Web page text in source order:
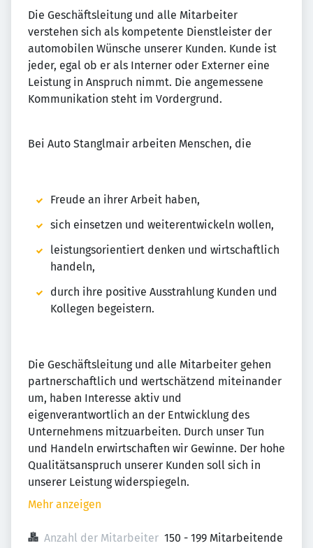
Die Geschäftsleitung und alle Mitarbeiter
verstehen sich als kompetente Dienstleister der
automobilen Wünsche unserer Kunden. Kunde ist
jeder, egal ob er als Interner oder Externer eine
Leistung in Anspruch nimmt. Die angemessene
Kommunikation steht im Vordergrund.
Bei Auto Stanglmair arbeiten Menschen, die
Freude an ihrer Arbeit haben,
sich einsetzen und weiterentwickeln wollen,
leistungsorientiert denken und wirtschaftlich
handeln,
durch ihre positive Ausstrahlung Kunden und
Kollegen begeistern.
Die Geschäftsleitung und alle Mitarbeiter gehen
partnerschaftlich und wertschätzend miteinander
um, haben Interesse aktiv und
eigenverantwortlich an der Entwicklung des
Unternehmens mitzuarbeiten. Durch unser Tun
und Handeln erwirtschaften wir Gewinne. Der hohe
Qualitätsanspruch unserer Kunden soll sich in
unserer Leistung widerspiegeln.
Mehr anzeigen
Anzahl der Mitarbeiter 150 - 199 Mitarbeitende